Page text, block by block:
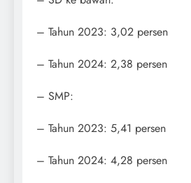
– Tahun 2023: 3,02 persen
– Tahun 2024: 2,38 persen
– SMP:
– Tahun 2023: 5,41 persen
– Tahun 2024: 4,28 persen